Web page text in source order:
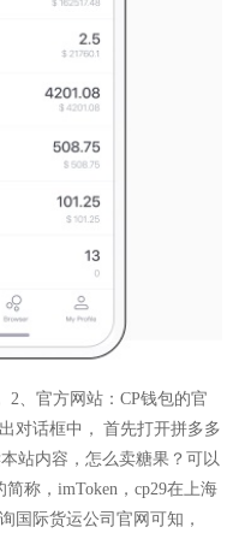
2、官方网站：CP钱包的官
对话框中， 首先打开拼多多
站内容，怎么卖糖果？可以
称，imToken，cp29在上海
国际货运公司官网可知，